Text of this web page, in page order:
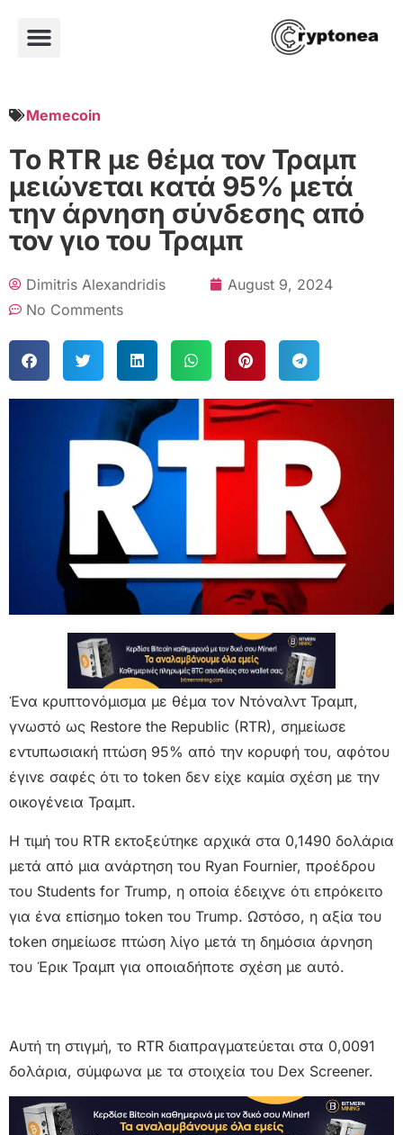
Memecoin
Το RTR με θέμα τον Τραμπ
μειώνεται κατά 95% μετά
την άρνηση σύνδεσης από
τον γιο του Τραμπ
Dimitris Alexandridis
August 9, 2024
No Comments
Ένα κρυπτονόμισμα με θέμα τον Ντόναλντ Τραμπ,
γνωστό ως Restore the Republic (RTR), σημείωσε
εντυπωσιακή πτώση 95% από την κορυφή του, αφότου
έγινε σαφές ότι το token δεν είχε καμία σχέση με την
οικογένεια Τραμπ.
Η τιμή του RTR εκτοξεύτηκε αρχικά στα 0,1490 δολάρια
μετά από μια ανάρτηση του Ryan Fournier, προέδρου
του Students for Trump, η οποία έδειχνε ότι επρόκειτο
για ένα επίσημο token του Trump. Ωστόσο, η αξία του
token σημείωσε πτώση λίγο μετά τη δημόσια άρνηση
του Έρικ Τραμπ για οποιαδήποτε σχέση με αυτό.
Αυτή τη στιγμή, το RTR διαπραγματεύεται στα 0,0091
δολάρια, σύμφωνα με τα στοιχεία του Dex Screener.